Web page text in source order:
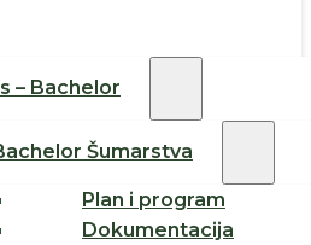
– Bachelor
Šumarstva
Plan i program
Dokumentacija